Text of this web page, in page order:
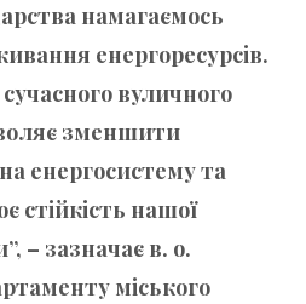
намагаємось
енергоресурсів.
вуличного
зменшити
енергосистему та
стійкість нашої
– зазначає в. о.
міського